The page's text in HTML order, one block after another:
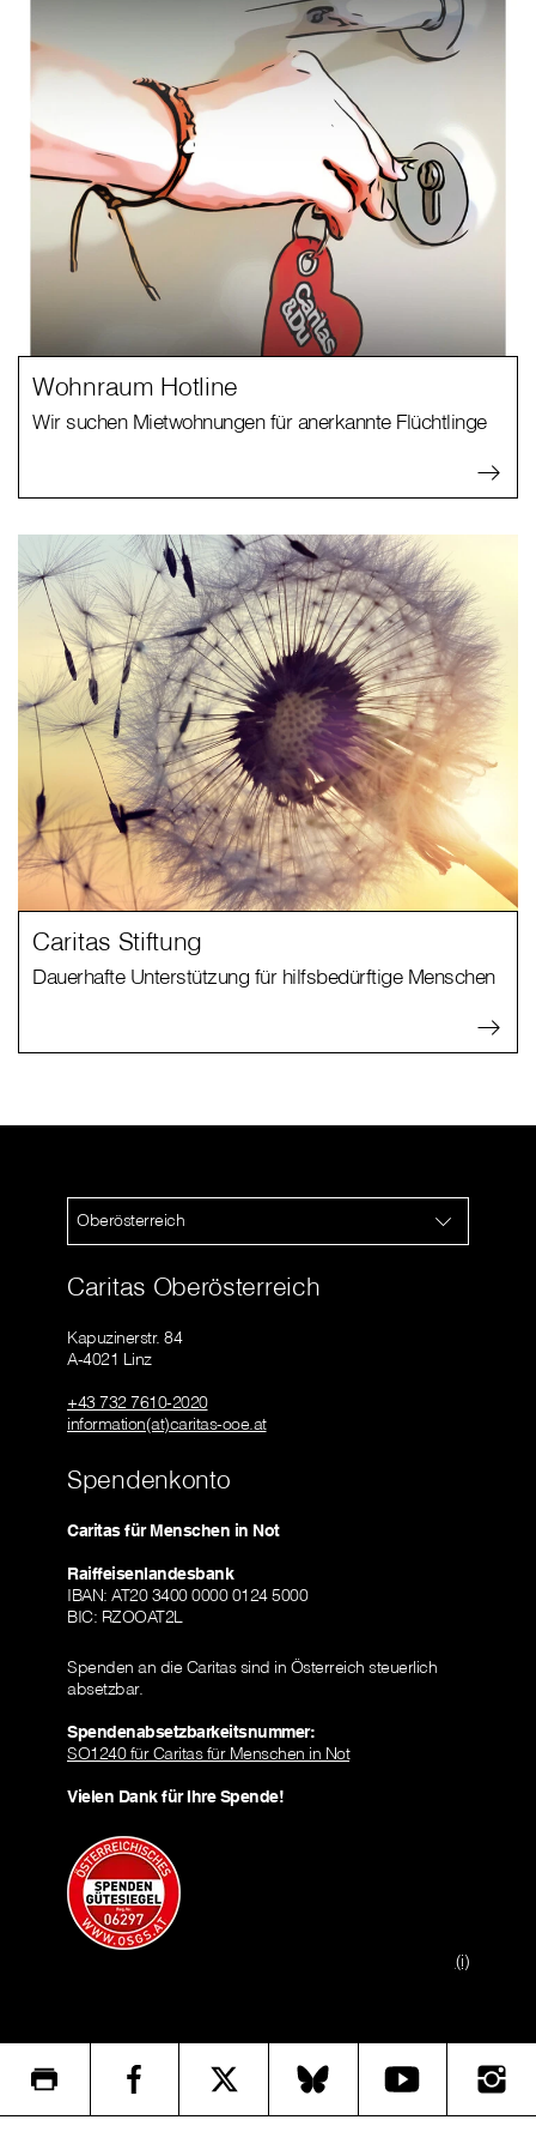
Wohnraum Hotline
Wir suchen Mietwohnungen für anerkannte Flüchtlinge
Caritas Stiftung
Dauerhafte Unterstützung für hilfsbedürftige Menschen
Oberösterreich
Caritas Oberösterreich
Kapuzinerstr. 84
A-4021 Linz
+43 732 7610-2020
information(at)caritas-ooe.at
Spendenkonto
Caritas für Menschen in Not
Raiffeisenlandesbank
IBAN: AT20 3400 0000 0124 5000
BIC: RZOOAT2L
Spenden an die Caritas sind in Österreich steuerlich
absetzbar.
Spendenabsetzbarkeitsnummer:
SO1240 für Caritas für Menschen in Not
Vielen Dank für Ihre Spende!
(i)